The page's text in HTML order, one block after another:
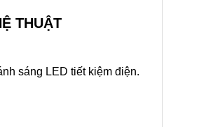
THUẬT
sáng LED tiết kiệm điện.